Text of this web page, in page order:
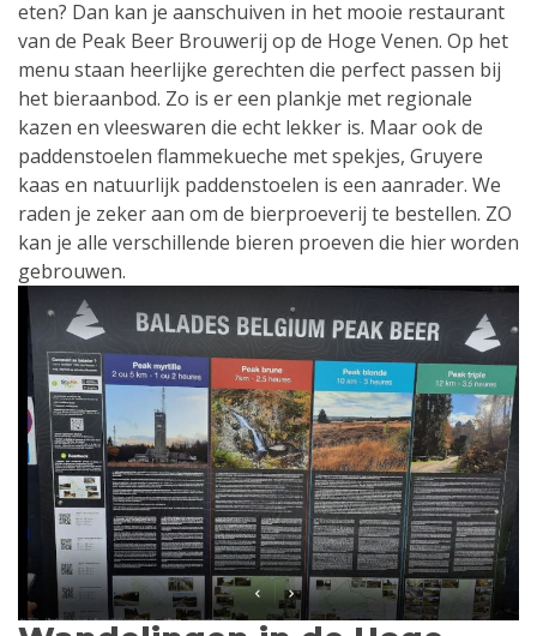
eten? Dan kan je aanschuiven in het mooie restaurant
van de Peak Beer Brouwerij op de Hoge Venen. Op het
menu staan heerlijke gerechten die perfect passen bij
het bieraanbod. Zo is er een plankje met regionale
kazen en vleeswaren die echt lekker is. Maar ook de
paddenstoelen flammekueche met spekjes, Gruyere
kaas en natuurlijk paddenstoelen is een aanrader. We
raden je zeker aan om de bierproeverij te bestellen. ZO
kan je alle verschillende bieren proeven die hier worden
gebrouwen.